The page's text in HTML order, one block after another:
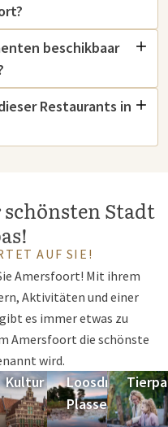
beschikbaar
Restaurants in
Stadt
AUF SIE!
Amersfoort! Mit ihrem
Aktivitäten und einer
es immer etwas zu
Amersfoort die schönste
wird.
Kultur
Loosdrechtse
Plassen